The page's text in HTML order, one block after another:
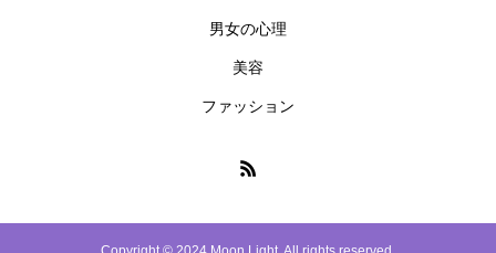
男女の心理
美容
ファッション